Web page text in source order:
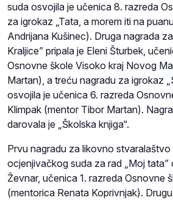
suda osvojila je učenica 8. razreda
za igrokaz „Tata, a morem iti na
Andrijana Kušinec). Druga nagrada
Kraljice” pripala je Eleni Šturbek,
Osnovne škole Visoko kraj Novog
Martan), a treću nagradu za igrokaz
osvojila je učenica 6. razreda
Klimpak (mentor Tibor Martan).
darovala je „Školska knjiga“.
Prvu nagradu za likovno
ocjenjivačkog suda za rad „Moj tata”
Ževnar, učenica 1. razreda Osnovne
(mentorica Renata Koprivnjak).